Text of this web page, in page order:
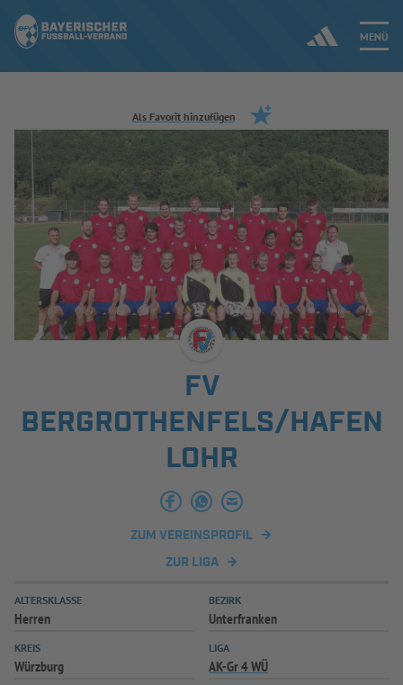
MENÜ
Jetzt einloggen
ERGEBNISSE & WETTBEWERBE
NEUIGKEITEN
SPIELBETRIEB & VERBANDSLEBEN
AUSBILDUNG & FÖRDERUNG
INFOTHEK SPIELPLUS
Als Favorit hinzufügen
FV
BERGROTHENFELS/HAFEN
LOHR
ZUM VEREINSPROFIL
ZUR LIGA
ALTERSKLASSE
Herren
BEZIRK
Unterfranken
KREIS
Würzburg
LIGA
AK-Gr 4 WÜ